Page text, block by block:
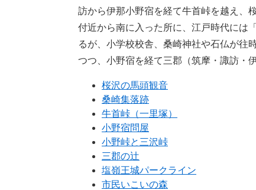
訪から伊那小野宿を経て牛首峠を越え、
付近から南に入った所に、江戸時代には
るが、小学校校舎、桑崎神社や石仏が往
つつ、小野宿を経て三郡（筑摩・諏訪・
桜沢の馬頭観音
桑崎集落跡
牛首峠（一里塚）
小野宿問屋
小野峠と三沢峠
三郡の辻
塩嶺王城パークライン
市民いこいの森